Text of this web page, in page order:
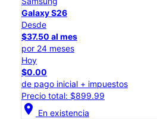
Galaxy S26
Desde
$37.50 al mes
por 24 meses
Hoy
$0.00
de pago inicial + impuestos
Precio total: $899.99
location_on En existencia